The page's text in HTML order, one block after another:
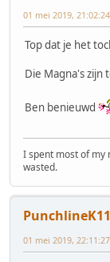
01 mei 2019, 21:02:24
Top dat je het
Die Magna's zijn
Ben benieuwd
I spent most of my
wasted.
PunchlineK11
01 mei 2019, 22:11:27